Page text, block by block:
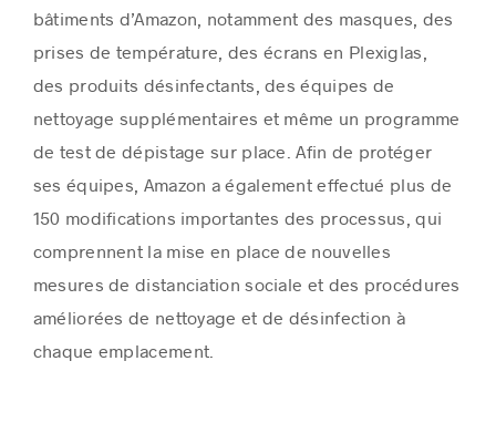
bâtiments d’Amazon, notamment des masques, des
prises de température, des écrans en Plexiglas,
des produits désinfectants, des équipes de
nettoyage supplémentaires et même un programme
de test de dépistage sur place. Afin de protéger
ses équipes, Amazon a également effectué plus de
150 modifications importantes des processus, qui
comprennent la mise en place de nouvelles
mesures de distanciation sociale et des procédures
améliorées de nettoyage et de désinfection à
chaque emplacement.